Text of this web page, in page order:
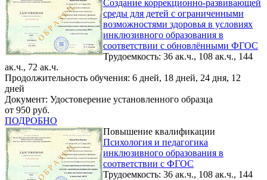
Создание коррекционно-развивающей
среды для детей с ограниченными
возможностями здоровья в условиях
инклюзивного образования в
соответствии с обновлёнными ФГОС
Трудоемкость: 36 ак.ч., 108 ак.ч., 144
ак.ч., 72 ак.ч.
Продолжительность обучения: 6 дней, 18 дней, 24 дня, 12
дней
Документ: Удостоверение установленного образца
от 950 руб.
ПОДРОБНО
Повышение квалификации
Психология и педагогика
инклюзивного образования в
соответствии с ФГОС
Трудоемкость: 36 ак.ч., 108 ак.ч., 144